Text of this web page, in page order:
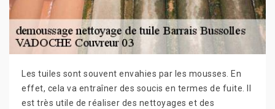
Les tuiles sont souvent envahies par les mousses. En
effet, cela va entraîner des soucis en termes de fuite. Il
est très utile de réaliser des nettoyages et des